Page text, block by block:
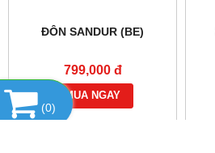
ĐÔN SANDUR (BE)
799,000 đ
MUA NGAY
(0)